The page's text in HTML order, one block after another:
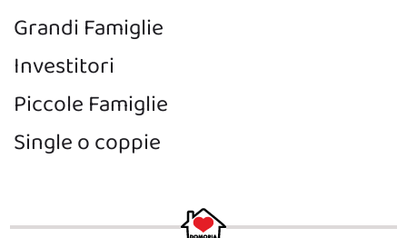
Grandi Famiglie
Investitori
Piccole Famiglie
Single o coppie